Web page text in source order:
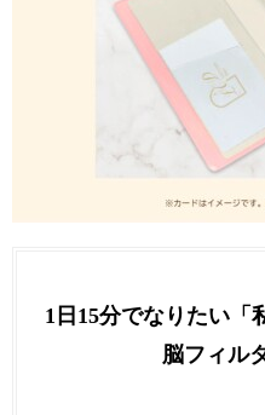
1日15分でなりたい「
脳フィル